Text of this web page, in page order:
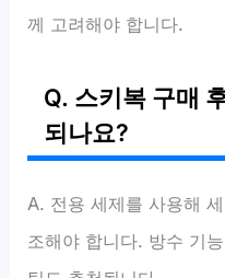
께 고려해야 합니다.
Q. 스키복 구매
되나요?
A. 전용 세제를 사용해
조해야 합니다. 방수 기